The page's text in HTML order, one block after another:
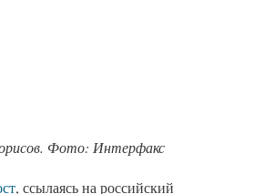
Фото: Интерфакс
, ссылаясь на российский